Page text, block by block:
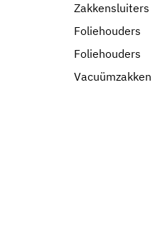
Zakkensluiters
Foliehouders
Foliehouders
Vacuümzakken